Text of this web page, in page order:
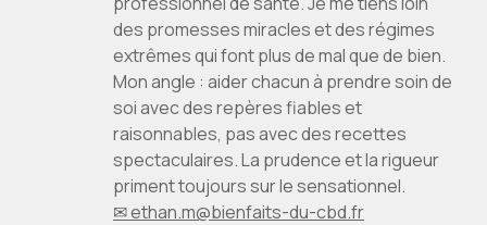
des promesses miracles et des régimes
extrêmes qui font plus de mal que de bien.
Mon angle : aider chacun à prendre soin de
soi avec des repères fiables et
raisonnables, pas avec des recettes
spectaculaires. La prudence et la rigueur
priment toujours sur le sensationnel.
✉ ethan.m@bienfaits-du-cbd.fr